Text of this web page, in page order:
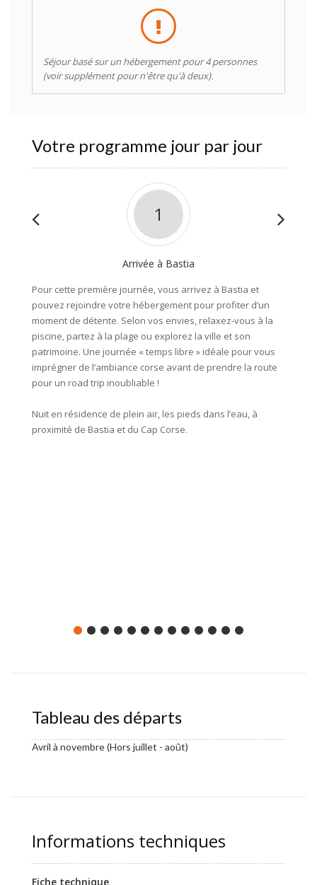
Séjour basé sur un hébergement pour 4 personnes
(voir supplément pour n'être qu'à deux).
Votre programme jour par jour
1
Arrivée à Bastia
Pour cette première journée, vous arrivez à Bastia et
pouvez rejoindre votre hébergement pour profiter d’un
moment de détente. Selon vos envies, relaxez-vous à la
piscine, partez à la plage ou explorez la ville et son
patrimoine. Une journée « temps libre » idéale pour vous
imprégner de l’ambiance corse avant de prendre la route
pour un road trip inoubliable !
Nuit en résidence de plein air, les pieds dans l’eau, à
proximité de Bastia et du Cap Corse.
Tableau des départs
Avril à novembre (Hors juillet - août)
Informations techniques
Fiche technique